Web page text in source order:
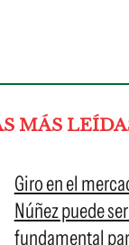
MÁS
Giro en el
Núñez puede
fundamental